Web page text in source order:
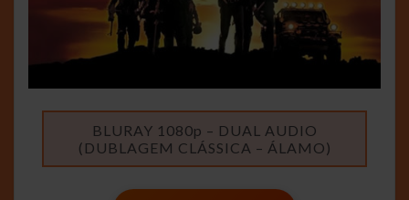
BLURAY 1080p – DUAL AUDIO
(DUBLAGEM CLÁSSICA – ÁLAMO)